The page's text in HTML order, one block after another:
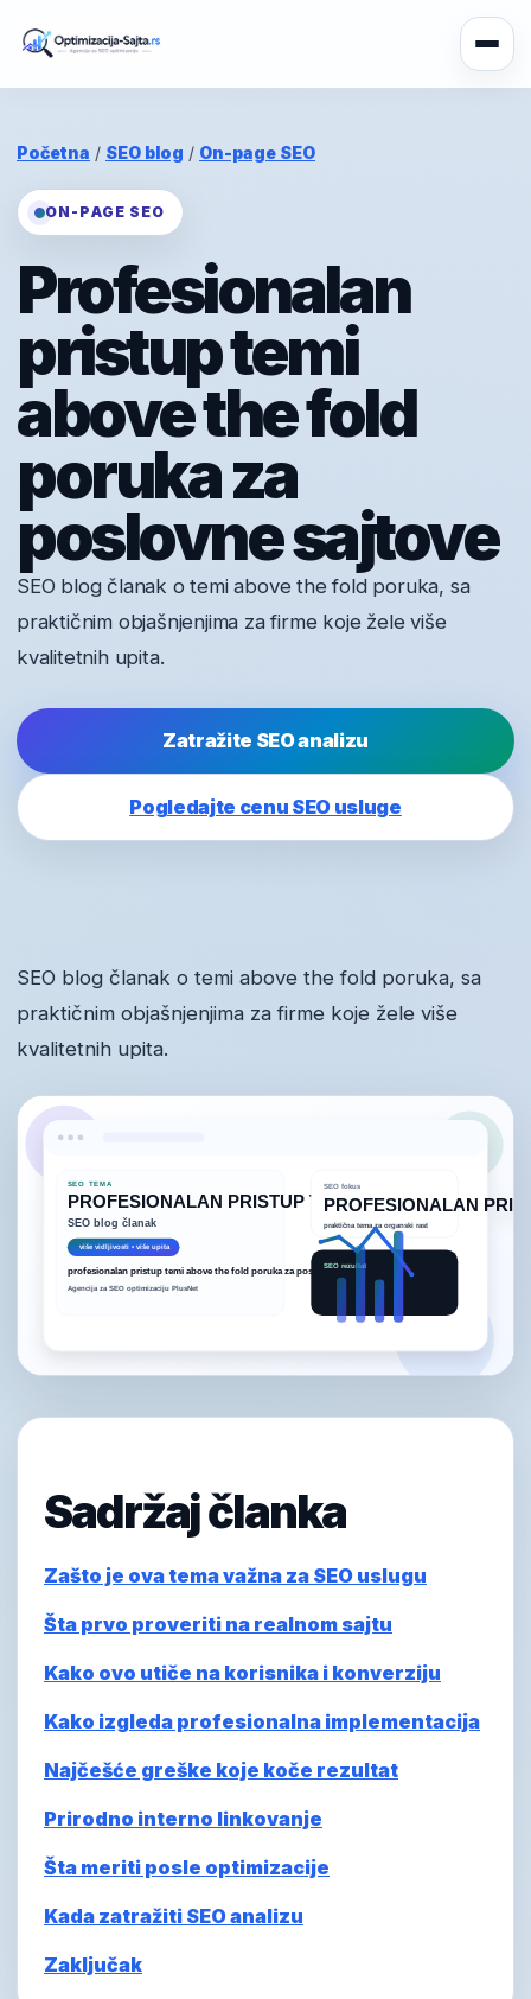
Početna / SEO blog / On-page SEO
ON-PAGE SEO
Profesionalan
pristup temi
above the fold
poruka za
poslovne sajtove
SEO blog članak o temi above the fold poruka, sa
praktičnim objašnjenjima za firme koje žele više
kvalitetnih upita.
Zatražite SEO analizu
Pogledajte cenu SEO usluge
SEO blog članak o temi above the fold poruka, sa
praktičnim objašnjenjima za firme koje žele više
kvalitetnih upita.
Sadržaj članka
Zašto je ova tema važna za SEO uslugu
Šta prvo proveriti na realnom sajtu
Kako ovo utiče na korisnika i konverziju
Kako izgleda profesionalna implementacija
Najčešće greške koje koče rezultat
Prirodno interno linkovanje
Šta meriti posle optimizacije
Kada zatražiti SEO analizu
Zaključak